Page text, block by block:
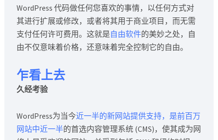
WordPress 代码做任何您喜欢的事情，以任何方式对
其进行扩展或修改，或者将其用于商业项目，而无需
支付任何许可费用。这就是自由软件的美妙之处，自
由不仅意味着价格，还意味着完全控制它的自由。
乍看上去
久经考验
WordPress为当今近一半的新网站提供支持，是前百万
网站中近一半的首选内容管理系统 (CMS)，使其成为网